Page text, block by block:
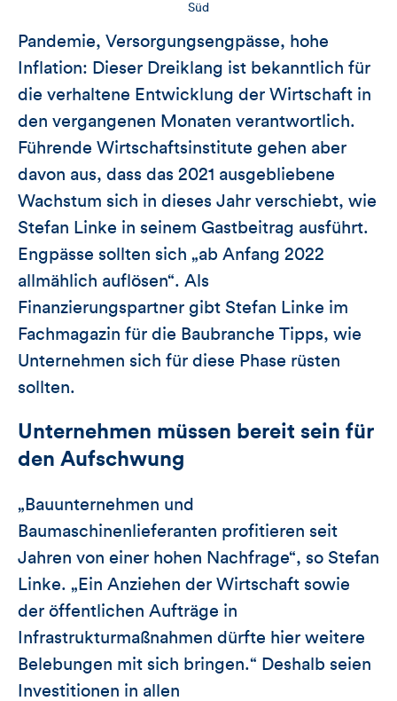
Süd
Pandemie, Versorgungsengpässe, hohe
Inflation: Dieser Dreiklang ist bekanntlich für
die verhaltene Entwicklung der Wirtschaft in
den vergangenen Monaten verantwortlich.
Führende Wirtschaftsinstitute gehen aber
davon aus, dass das 2021 ausgebliebene
Wachstum sich in dieses Jahr verschiebt, wie
Stefan Linke in seinem Gastbeitrag ausführt.
Engpässe sollten sich „ab Anfang 2022
allmählich auflösen“. Als
Finanzierungspartner gibt Stefan Linke im
Fachmagazin für die Baubranche Tipps, wie
Unternehmen sich für diese Phase rüsten
sollten.
Unternehmen müssen bereit sein für
den Aufschwung
„Bauunternehmen und
Baumaschinenlieferanten profitieren seit
Jahren von einer hohen Nachfrage“, so Stefan
Linke. „Ein Anziehen der Wirtschaft sowie
der öffentlichen Aufträge in
Infrastrukturmaßnahmen dürfte hier weitere
Belebungen mit sich bringen.“ Deshalb seien
Investitionen in allen